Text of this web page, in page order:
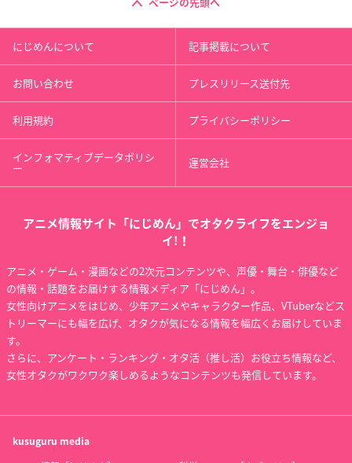
ページの先頭へ
にじめんについて 記事掲載について
お問い合わせ プレスリリース送付先
利用規約 プライバシーポリシー
インフォマティブデータポリシ
ー 運営会社
アニメ情報サイト「にじめん」でオタクライフをエンジョ
イ!！
アニメ・ゲーム・漫画などの2次元コンテンツや、声優・舞台・俳優など
の情報・話題をお届けする情報メディア「にじめん」。
女性向けアニメをはじめ、少年アニメやキャラクター作品、VTuberなどス
トリーマーにも幅を広げ、オタクが気になる情報を幅広くお届けしていま
す。
さらに、アンケート・ランキング・オタ活（推し活）お役立ち情報など、
女性オタクがワクワク楽しめるようなコンテンツも発信しています。
kusuguru media